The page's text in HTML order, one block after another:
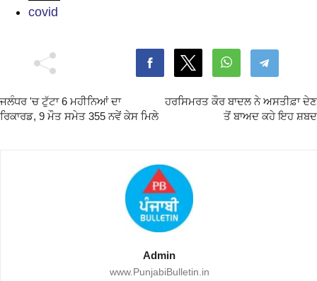
covid
ਜਲੰਧਰ 'ਚ ਟੁੱਟਾ 6 ਮਹੀਨਿਆਂ ਦਾ
ਰਿਕਾਰਡ, 9 ਮੌਤ ਸਮੇਤ 355 ਨਵੇਂ ਕੇਸ ਮਿਲੇ
ਹਰਸਿਮਰਤ ਕੌਰ ਬਾਦਲ ਨੇ ਅਸਤੀਫ਼ਾ ਦੇਣ
ਤੋਂ ਬਾਅਦ ਕਹੇ ਇਹ ਸ਼ਬਦ
Admin
www.PunjabiBulletin.in